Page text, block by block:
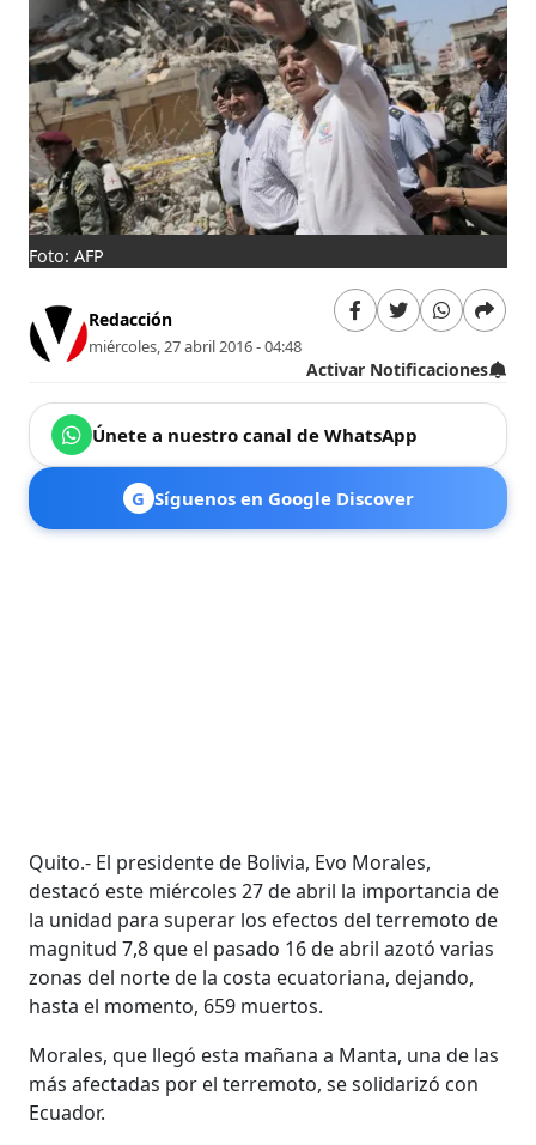
Foto: AFP
Redacción
miércoles, 27 abril 2016 - 04:48
Activar Notificaciones
Únete a nuestro canal de WhatsApp
G Síguenos en Google Discover
Quito.- El presidente de Bolivia, Evo Morales,
destacó este miércoles 27 de abril la importancia de
la unidad para superar los efectos del terremoto de
magnitud 7,8 que el pasado 16 de abril azotó varias
zonas del norte de la costa ecuatoriana, dejando,
hasta el momento, 659 muertos.
Morales, que llegó esta mañana a Manta, una de las
más afectadas por el terremoto, se solidarizó con
Ecuador.